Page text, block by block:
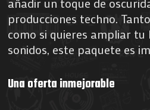
producciones techno.
como si quieres ampliar tu
sonidos, este paquete es
Una oferta inmejorable